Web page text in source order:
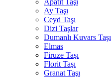
Apatit Taşı
Ay Taşı
Ceyd Taşı
Dizi Taşlar
Dumanlı Kuvars Taşı
Elmas
Firuze Taşı
Florit Taşı
Granat Taşı